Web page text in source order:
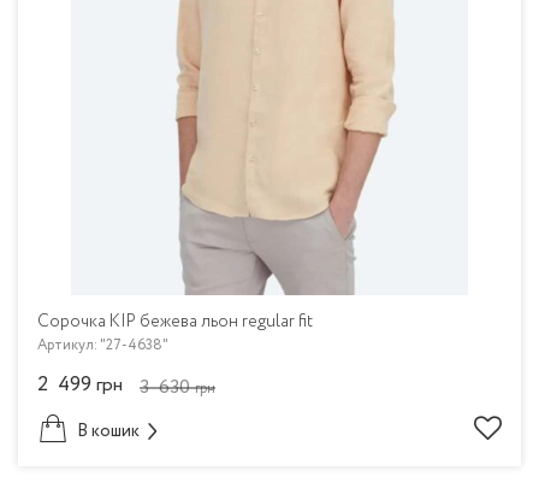
Сорочка KIP бежева льон regular fit
Артикул: "27-4638"
3 630грн
2 499грн
В кошик